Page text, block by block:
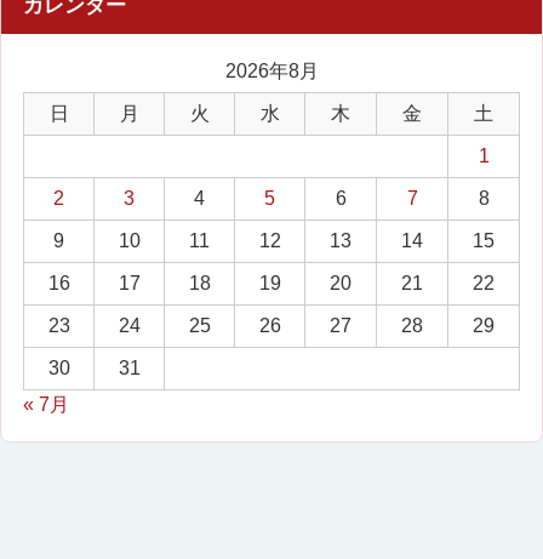
2026年8月
日 月 火 水 木 金 土
1
2 3 4 5 6 7 8
9 10 11 12 13 14 15
16 17 18 19 20 21 22
23 24 25 26 27 28 29
30
31
« 7月